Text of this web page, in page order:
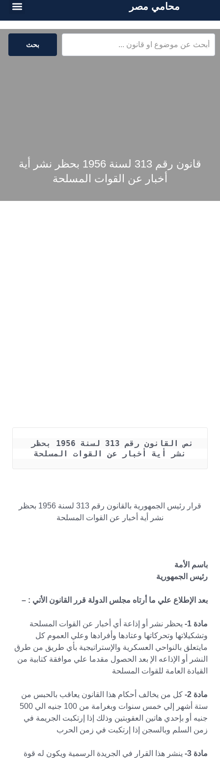
محامي مصر
بحث
قانون رقم 313 لسنة 1956 بحظر نشر أية
أخبار عن القوات المسلحة
نشر أية أخبار عن القوات المسلحة
قرار رئيس الجمهورية بالقانون رقم 313 لسنة 1956 بحظر
نشر أية أخبار عن القوات المسلحة
باسم الأمة
رئيس الجمهورية
بعد الإطلاع علي ما أرتاه مجلس الدولة قرر القانون الأتي : –
مادة 1-
يحظر نشر أو إذاعة أي أخبار عن القوات المسلحة
وتشكيلاتها وتحركاتها وعتادها وأفرادها وعلي العموم كل
مايتعلق بالنواحي العسكرية والإستراتيجية بأي طريق من طرق
النشر أو الإذاعه الإ بعد الحصول مقدما علي موافقة كتابية من
القيادة العامة للقوات المسلحة
مادة 2-
كل من يخالف أحكام هذا القانون يعاقب بالحبس من
ستة أشهر إلي خمس سنوات وبغرامة من 100 جنيه الي 500
جنيه أو بإحدي هاتين العقوبتين وذلك إذا إرتكبت الجريمة في
زمن السلم وبالسجن إذا إرتكبت في زمن الحرب
مادة 3-
ينشر هذا القرار في الجريدة الرسمية ويكون له قوة